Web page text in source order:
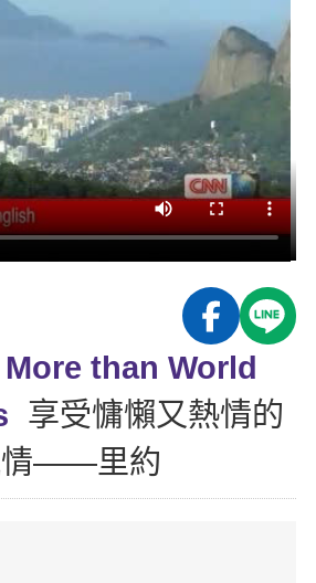
程
than World
享受慵懶又熱情的
情——里約